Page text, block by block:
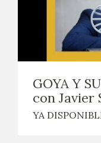
GOYA Y
con Javier
YA